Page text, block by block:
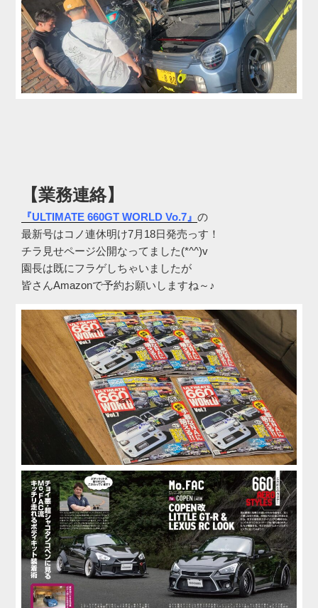
【業務連絡】
『ULTIMATE 660GT WORLD Vo.7』 の
最新号はコノ連休明け7月18日発売っす！
チラ見せページ公開なってました(*^^)v
園長は既にフラゲしちゃいましたが
皆さんAmazonで予約お願いしますね～♪